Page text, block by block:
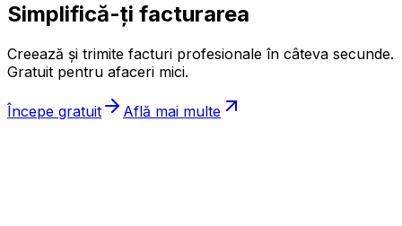
Simplifică-ți facturarea
Creează și trimite facturi profesionale în câteva secunde.
Gratuit pentru afaceri mici.
Începe gratuit Află mai multe